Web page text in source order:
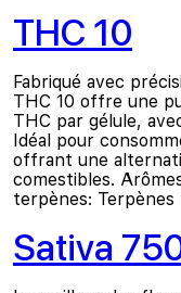
THC 10
Fabriqué avec
THC 10 offre une
THC par gélule,
Idéal pour
offrant une
comestibles.
terpènes: Terpènes
Sativa